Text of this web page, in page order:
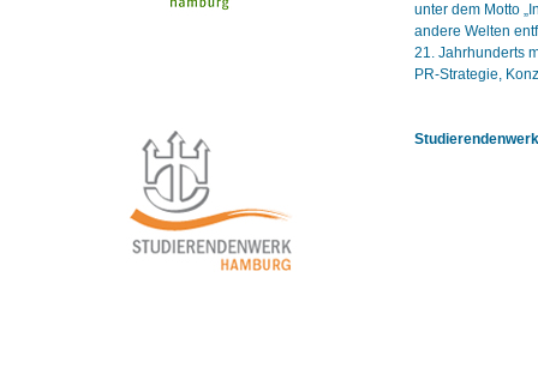
unter dem Motto
andere Welten
21. Jahrhunderts
PR-Strategie,